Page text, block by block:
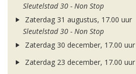
Sleutelstad 30 - Non Stop
Zaterdag 31 augustus, 17.00 uur
Sleutelstad 30 - Non Stop
Zaterdag 30 december, 17.00 uur
Zaterdag 23 december, 17.00 uur